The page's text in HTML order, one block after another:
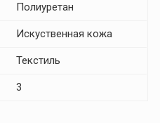
Полиуретан
Искуственная кожа
Текстиль
3